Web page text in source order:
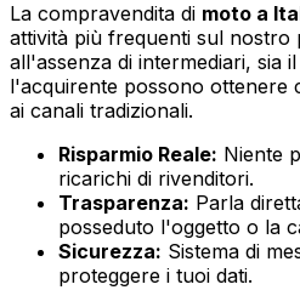
La compravendita di moto a
attività più frequenti sul nostro
all'assenza di intermediari, sia
l'acquirente possono ottenere
ai canali tradizionali.
Risparmio Reale: Niente
ricarichi di rivenditori.
Trasparenza: Parla
posseduto l'oggetto o la
Sicurezza: Sistema di
proteggere i tuoi dati.